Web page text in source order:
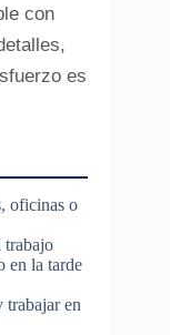
con
es
oficinas o
trabajo
en la tarde
trabajar en